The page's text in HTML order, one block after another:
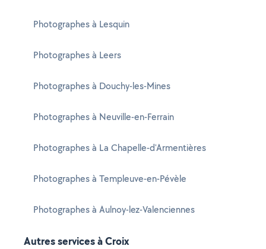
Photographes à Lesquin
Photographes à Leers
Photographes à Douchy-les-Mines
Photographes à Neuville-en-Ferrain
Photographes à La Chapelle-d'Armentières
Photographes à Templeuve-en-Pévèle
Photographes à Aulnoy-lez-Valenciennes
Autres services à Croix